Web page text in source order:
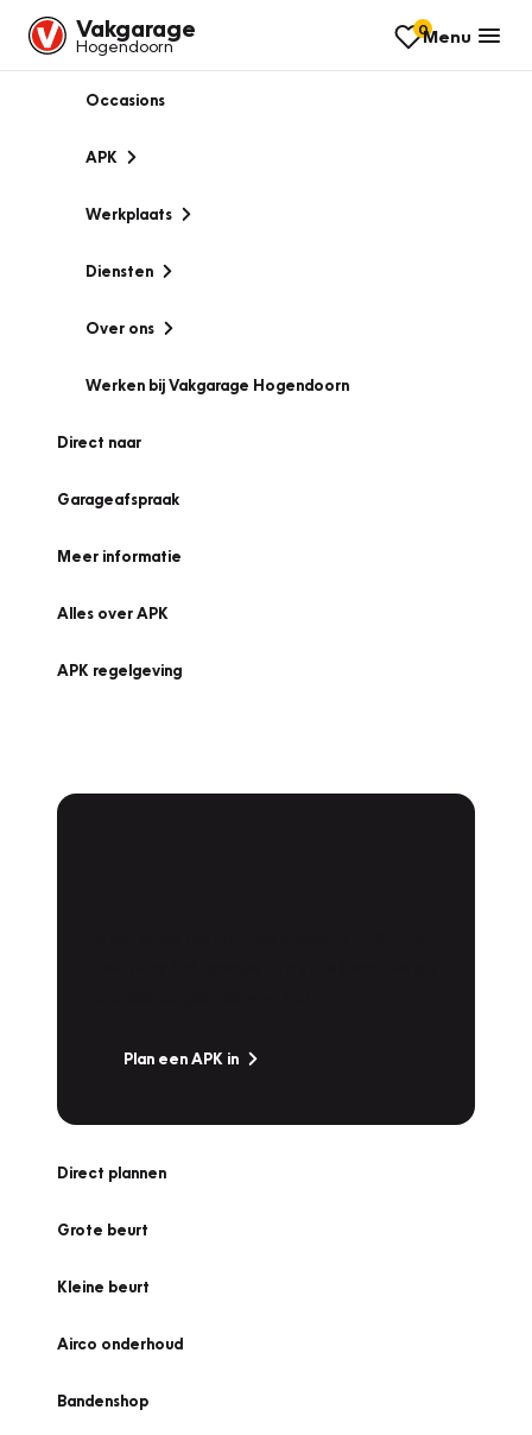
Vakgarage
Hogendoorn
0Menu
Occasions
APK
Werkplaats
Diensten
Over ons
Werken bij Vakgarage Hogendoorn
Direct naar
Garageafspraak
Meer informatie
Alles over APK
APK regelgeving
Plan een APK in
Direct plannen
Grote beurt
Kleine beurt
Airco onderhoud
Bandenshop